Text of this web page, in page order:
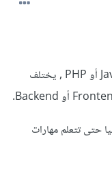
يمكنك البدء بدورة html مع css ثم Javascript أو PHP , يختلف
حتى تتعلم مهارات